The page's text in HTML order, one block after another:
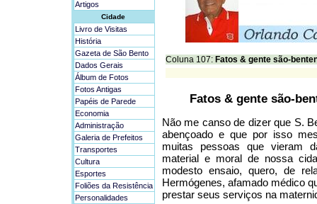
Artigos
Cidade
Livro de Visitas
História
Gazeta de São Bento
Dados Gerais
Álbum de Fotos
Fotos Antigas
Papéis de Parede
Economia
Administração
Galeria de Prefeitos
Transportes
Cultura
Esportes
Foliões da Resistência
Personalidades
Coluna 107: Fatos & gente são-
Fatos & gente são-
Não me canso de dizer que S.
abençoado e que por isso
muitas pessoas que vieram
material e moral de nossa
modesto ensaio, quero, de
Hermógenes, afamado médico
prestar seus serviços na